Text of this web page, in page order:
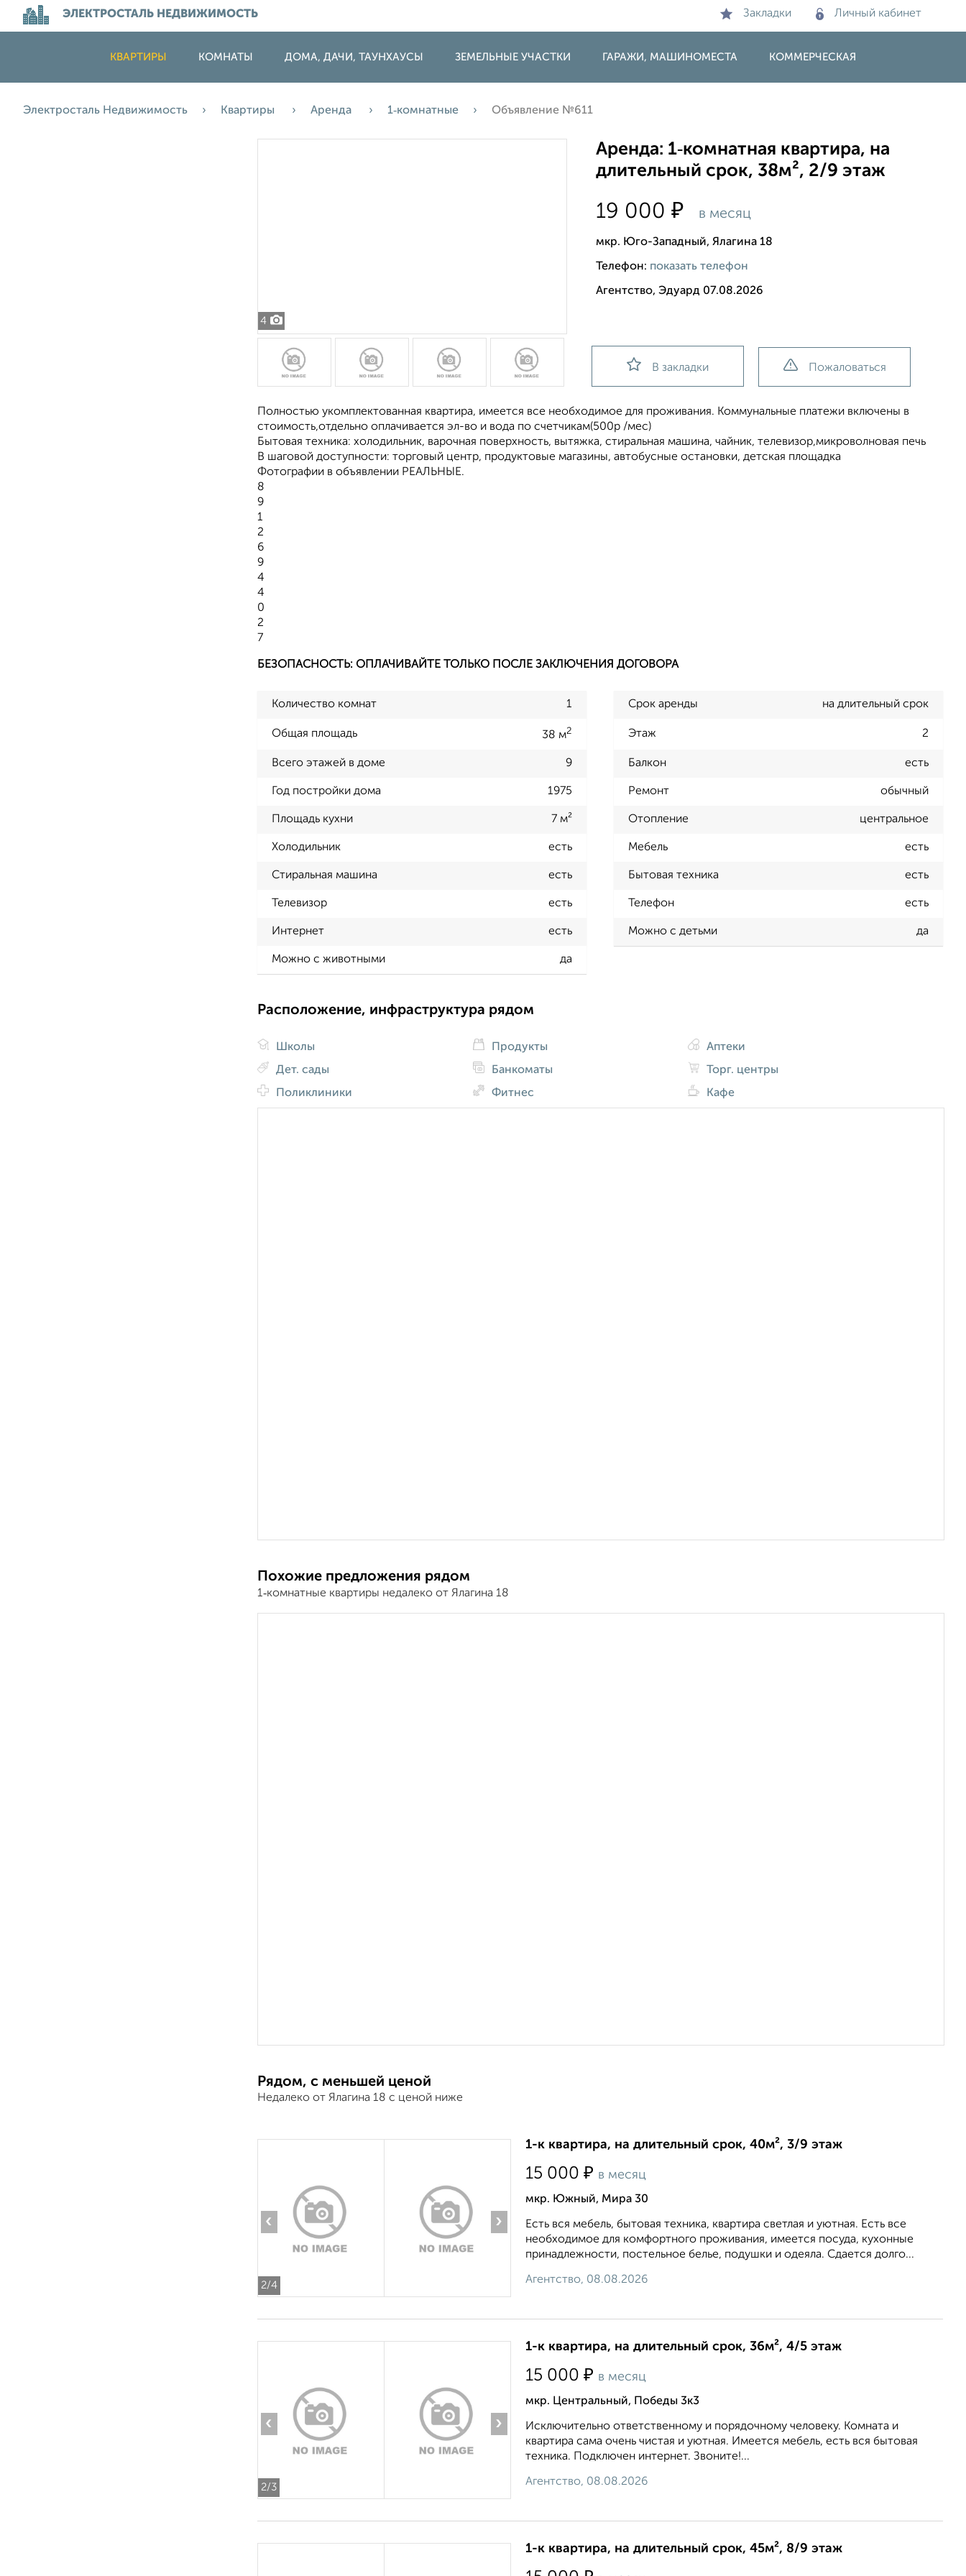
ЭЛЕКТРОСТАЛЬ НЕДВИЖИМОСТЬ Закладки Личный кабинет
КВАРТИРЫ КОМНАТЫ ДОМА, ДАЧИ, ТАУНХАУСЫ ЗЕМЕЛЬНЫЕ УЧАСТКИ ГАРАЖИ, МАШИНОМЕСТА КОММЕРЧЕСКАЯ
Электросталь Недвижимость Квартиры Аренда 1‑комнатные Объявление №611
4
Аренда: 1‑комнатная квартира, на
длительный срок, 38м², 2/9 этаж
19 000₽ в месяц
мкр. Юго-Западный, Ялагина 18
Телефон: показать телефон
Агентство, Эдуард 07.08.2026
В закладки Пожаловаться
Полностью укомплектованная квартира, имеется все необходимое для проживания. Коммунальные платежи включены в
стоимость,отдельно оплачивается эл-во и вода по счетчикам(500р /мес)
Бытовая техника: холодильник, варочная поверхность, вытяжка, стиральная машина, чайник, телевизор,микроволновая печь
В шаговой доступности: торговый центр, продуктовые магазины, автобусные остановки, детская площадка
Фотографии в объявлении РЕАЛЬНЫЕ.
8
9
1
2
6
9
4
4
0
2
7
БЕЗОПАСНОСТЬ: ОПЛАЧИВАЙТЕ ТОЛЬКО ПОСЛЕ ЗАКЛЮЧЕНИЯ ДОГОВОРА
Количество комнат 1 Срок аренды на длительный срок
Общая площадь 38 м2 Этаж 2
Всего этажей в доме 9 Балкон есть
Год постройки дома 1975 Ремонт обычный
Площадь кухни 7 м² Отопление центральное
Холодильник есть Мебель есть
Стиральная машина есть Бытовая техника есть
Телевизор есть Телефон есть
Интернет есть Можно с детьми да
Можно с животными да
Расположение, инфраструктура рядом
Школы
Дет. сады
Поликлиники
Продукты
Банкоматы
Фитнес
Аптеки
Торг. центры
Кафе
Похожие предложения рядом
1‑комнатные квартиры недалеко от Ялагина 18
Рядом, с меньшей ценой
Недалеко от Ялагина 18 с ценой ниже
2/4
‹ ›
1-к квартира, на длительный срок, 40м², 3/9 этаж
15 000 ₽ в месяц
мкр. Южный, Мира 30
Есть вся мебель, бытовая техника, квартира светлая и уютная. Есть все
необходимое для комфортного проживания, имеется посуда, кухонные
принадлежности, постельное белье, подушки и одеяла. Сдается долго...
Агентство, 08.08.2026
2/3
‹ ›
1-к квартира, на длительный срок, 36м², 4/5 этаж
15 000 ₽ в месяц
мкр. Центральный, Победы 3к3
Исключительно ответственному и порядочному человеку. Комната и
квартира сама очень чистая и уютная. Имеется мебель, есть вся бытовая
техника. Подключен интернет. Звоните!...
Агентство, 08.08.2026
1-к квартира, на длительный срок, 45м², 8/9 этаж